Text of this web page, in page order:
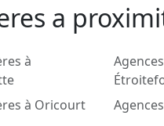
a
à
à Oricourt